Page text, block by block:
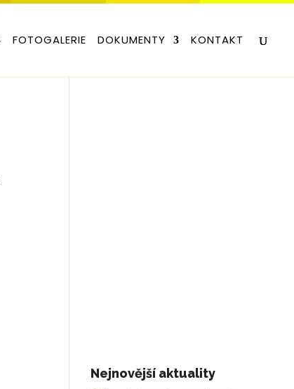
FOTOGALERIE DOKUMENTY KONTAKT
Nejnovější aktuality